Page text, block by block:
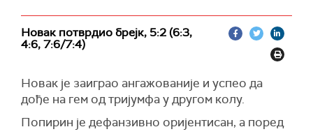
Новак потврдио брејк, 5:2 (6:3,
4:6, 7:6/7:4)
Новак је заиграо ангажованије и успео да
дође на гем од тријумфа у другом колу.
Попирин је дефанзивно оријентисан, а поред